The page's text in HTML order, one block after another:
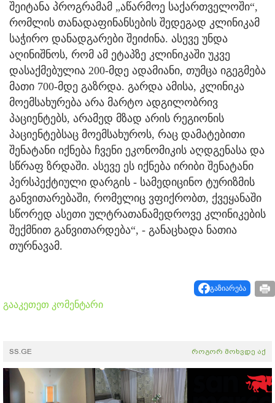
შეიტანა პროგრამამ „აწარმოე საქართველოში“,
რომლის თანადაფინანსების შედეგად კლინიკამ
საჭირო დანადგარები შეიძინა. ასევე უნდა
აღინიშნოს, რომ ამ ეტაპზე კლინიკაში უკვე
დასაქმებულია 200-მდე ადამიანი, თუმცა იგეგმება
მათი 700-მდე გაზრდა. გარდა ამისა, კლინიკა
მოემსახურება არა მარტო ადგილობრივ
პაციენტებს, არამედ მზად არის რეგიონის
პაციენტებსაც მოემსახუროს, რაც დამატებითი
შენატანი იქნება ჩვენი ეკონომიკის აღდგენასა და
სწრაფ ზრდაში. ასევე ეს იქნება ირიბი შენატანი
პერსპექტიული დარგის - სამედიცინო ტურიზმის
განვითარებაში, რომელიც ვფიქრობთ, ქვეყანაში
სწორედ ასეთი ულტრათანამედროვე კლინიკების
შექმნით განვითარდება“, - განაცხადა ნათია
თურნავამ.
გაზიარება
გააკეთეთ კომენტარი
SS.GE როგორ მოხვდე აქ